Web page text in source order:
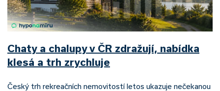
Chaty a chalupy v ČR zdražují, nabídka
klesá a trh zrychluje
Český trh rekreačních nemovitostí letos ukazuje nečekanou